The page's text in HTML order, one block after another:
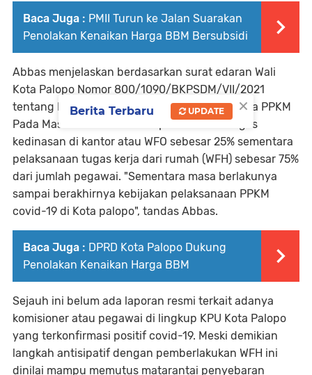
Baca Juga : PMII Turun ke Jalan Suarakan
Penolakan Kenaikan Harga BBM Bersubsidi
Abbas menjelaskan berdasarkan surat edaran Wali
Kota Palopo Nomor 800/1090/BKPSDM/VII/2021
tentang Penyesuaian Sistem Kerja ASN Selama PPKM
Pada Masa Covid-19 bahwa pelaksanaan tugas
kedinasan di kantor atau WFO sebesar 25% sementara
pelaksanaan tugas kerja dari rumah (WFH) sebesar 75%
dari jumlah pegawai. "Sementara masa berlakunya
sampai berakhirnya kebijakan pelaksanaan PPKM
covid-19 di Kota palopo", tandas Abbas.
Baca Juga : DPRD Kota Palopo Dukung
Penolakan Kenaikan Harga BBM
Sejauh ini belum ada laporan resmi terkait adanya
komisioner atau pegawai di lingkup KPU Kota Palopo
yang terkonfirmasi positif covid-19. Meski demikian
langkah antisipatif dengan pemberlakukan WFH ini
dinilai mampu memutus matarantai penyebaran
×
Berita Terbaru UPDATE